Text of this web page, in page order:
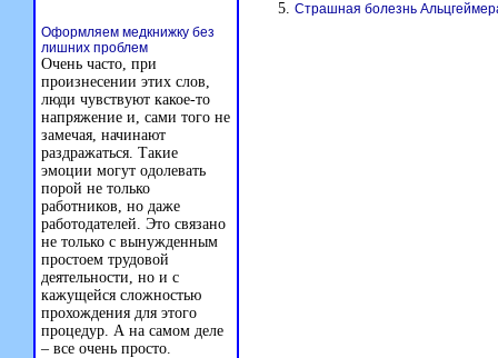
Страшная болезнь
Оформляем медкнижку без
лишних проблем
Очень часто, при
произнесении этих слов,
люди чувствуют какое-то
напряжение и, сами того не
замечая, начинают
раздражаться. Такие
эмоции могут одолевать
порой не только
работников, но даже
работодателей. Это связано
не только с вынужденным
простоем трудовой
деятельности, но и с
кажущейся сложностью
прохождения для этого
процедур. А на самом деле
– все очень просто.